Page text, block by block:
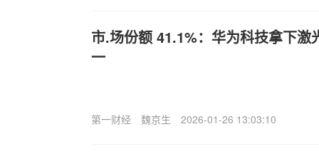
市.场份额 41.1%：华为科技拿下激
一
第一财经 魏京生 2026-01-26 13:03:10